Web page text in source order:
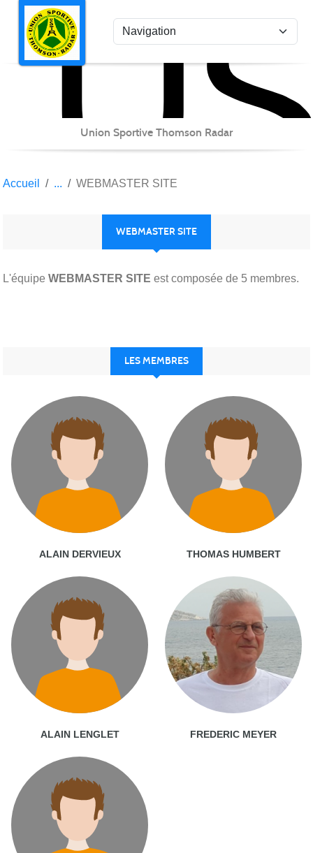
Union Sportive Thomson Radar
Accueil WEBMASTER SITE
WEBMASTER SITE
L'équipe WEBMASTER SITE est composée de 5 membres.
LES MEMBRES
ALAIN DERVIEUX THOMAS HUMBERT
ALAIN LENGLET FREDERIC MEYER
Panneau de gestion des cookies